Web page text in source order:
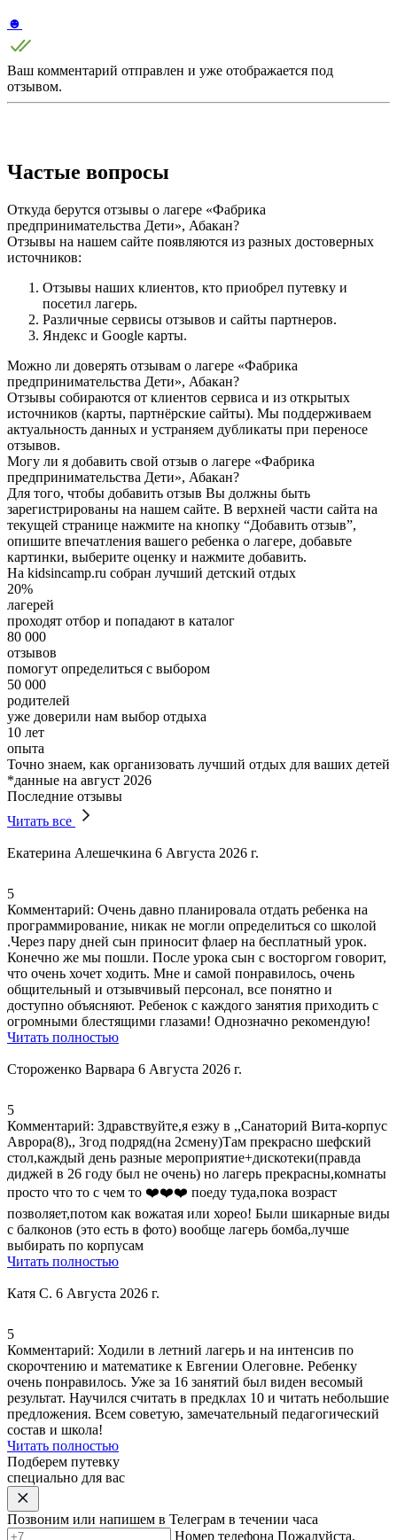
☻
Ваш комментарий отправлен и уже отображается под
отзывом.
Частые вопросы
Откуда берутся отзывы о лагере «Фабрика
предпринимательства Дети», Абакан?
Отзывы на нашем сайте появляются из разных достоверных
источников:
Отзывы наших клиентов, кто приобрел путевку и
посетил лагерь.
Различные сервисы отзывов и сайты партнеров.
Яндекс и Google карты.
Можно ли доверять отзывам о лагере «Фабрика
предпринимательства Дети», Абакан?
Отзывы собираются от клиентов сервиса и из открытых
источников (карты, партнёрские сайты). Мы поддерживаем
актуальность данных и устраняем дубликаты при переносе
отзывов.
Могу ли я добавить свой отзыв о лагере «Фабрика
предпринимательства Дети», Абакан?
Для того, чтобы добавить отзыв Вы должны быть
зарегистрированы на нашем сайте. В верхней части сайта на
текущей странице нажмите на кнопку “Добавить отзыв”,
опишите впечатления вашего ребенка о лагере, добавьте
картинки, выберите оценку и нажмите добавить.
На kidsincamp.ru собран лучший детский отдых
20%
лагерей
проходят отбор и попадают в каталог
80 000
отзывов
помогут определиться с выбором
50 000
родителей
уже доверили нам выбор отдыха
10 лет
опыта
Точно знаем, как организовать лучший отдых для ваших детей
*данные на август 2026
Последние отзывы
Читать все
Екатерина Алешечкина 6 Августа 2026 г.
5
Комментарий: Очень давно планировала отдать ребенка на
программирование, никак не могли определиться со школой
.Через пару дней сын приносит флаер на бесплатный урок.
Конечно же мы пошли. После урока сын с восторгом говорит,
что очень хочет ходить. Мне и самой понравилось, очень
общительный и отзывчивый персонал, все понятно и
доступно объясняют. Ребенок с каждого занятия приходить с
огромными блестящими глазами! Однозначно рекомендую!
Читать полностью
Стороженко Варвара 6 Августа 2026 г.
5
Комментарий: Здравствуйте,я езжу в ,,Санаторий Вита-корпус
Аврора(8),, 3год подряд(на 2смену)Там прекрасно шефский
стол,каждый день разные мероприятие+дискотеки(правда
диджей в 26 году был не очень) но лагерь прекрасны,комнаты
просто что то с чем то ❤️❤️❤️ поеду туда,пока возраст
позволяет,потом как вожатая или хорео! Были шикарные виды
с балконов (это есть в фото) вообще лагерь бомба,лучше
выбирать по корпусам
Читать полностью
Катя С. 6 Августа 2026 г.
5
Комментарий: Ходили в летний лагерь и на интенсив по
скорочтению и математике к Евгении Олеговне. Ребенку
очень понравилось. Уже за 16 занятий был виден весомый
результат. Научился считать в предклах 10 и читать небольшие
предложения. Всем советую, замечательный педагогический
состав и школа!
Читать полностью
Подберем путевку
специально для вас
Позвоним или напишем в Телеграм в течении часа
Номер телефона Пожалуйста,